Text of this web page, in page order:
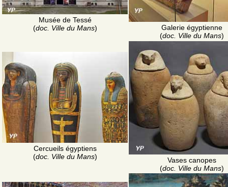
Musée de Tessé
(doc. Ville du Mans)
Galerie égyptienne
(doc. Ville du Mans)
Cercueils égyptiens
(doc. Ville du Mans)
Vases canopes
(doc. Ville du Mans)